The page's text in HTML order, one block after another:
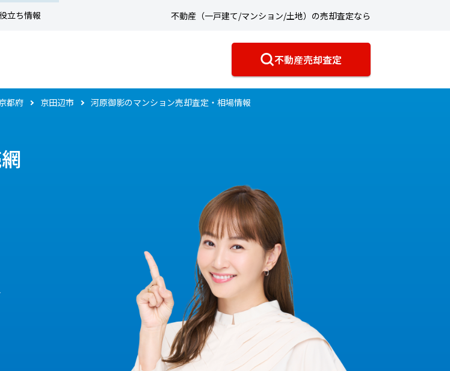
立ち情報 不動産（一戸建て/マンション/土地）の売却査定なら
不動産売却査定
都府 京田辺市 河原御影のマンション売却査定・相場情報